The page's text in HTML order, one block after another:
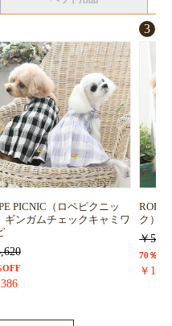
カートへ進む
PICNIC（ロペピクニッ
ギンガムチェックキャミワ
OFF
3
ROPE
ク）
￥
70％
￥